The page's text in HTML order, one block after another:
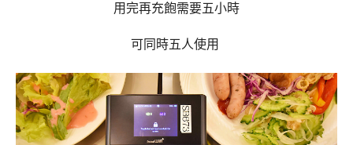
用完再充飽需要五小時
可同時五人使用